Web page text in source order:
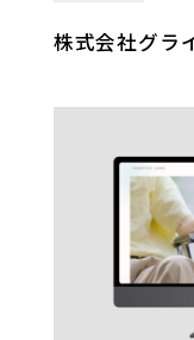
株式会社グラ